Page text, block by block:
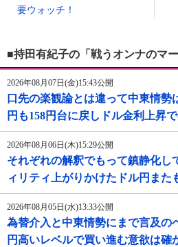
要ウォッチ！
■持田有紀子の「戦うオンナのマ
2026年08月07日(金)15:43公開
口先の楽観論とは違って中東情勢
円も158円台に戻しドル金利上昇
2026年08月06日(木)15:29公開
それぞれの解釈でもって鎮静化し
ィリティ上がりかけたドル円また
2026年08月05日(水)13:33公開
為替介入と中東情勢にまで言及の
円高いレベルで買い進む意欲は確